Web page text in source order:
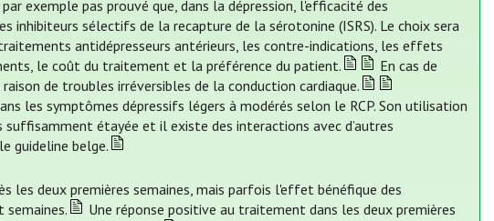
exemple pas prouvé que, dans la dépression, l'efficacité des
inhibiteurs sélectifs de la recapture de la sérotonine (ISRS). Le choix sera
antidépresseurs antérieurs, les contre-indications, les effets
le coût du traitement et la préférence du patient.
En cas de
de troubles irréversibles de la conduction cardiaque.
les symptômes dépressifs légers à modérés selon le RCP. Son utilisation
suffisamment étayée et il existe des interactions avec d’autres
guideline belge.
les deux premières semaines, mais parfois l'effet bénéfique des
semaines.
Une réponse positive au traitement dans les deux premières